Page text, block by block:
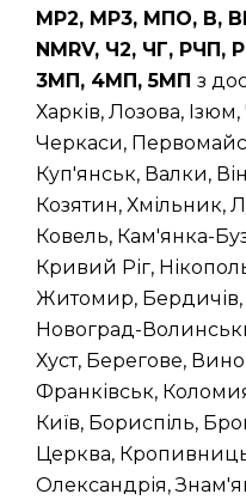
МР2, МР3, МПО, В,
NMRV, Ч2, ЧГ, РЧП,
3МП, 4МП, 5МП з
Харків, Лозова, Ізюм,
Черкаси,
Куп'янськ, Валки,
Козятин, Хмільник,
Ковель, Кам'янка-
Кривий Ріг,
Житомир,
Новоград-
Хуст, Берегове,
Франківськ,
Київ, Бориспіль,
Церква,
Олександрія,